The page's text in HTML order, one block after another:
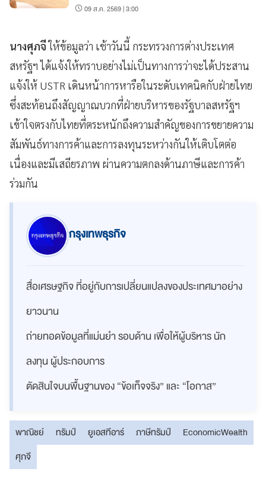
09 ส.ค. 2569 | 3:00
นางศุภจีให้ข้อมูลว่า เช้าวันนี้ กระทรวงการต่างประเทศ
สหรัฐฯ ได้แจ้งให้ทราบอย่างไม่เป็นทางการว่าจะได้ประสาน
แจ้งให้ USTR เดินหน้าการหารือในระดับเทคนิคกับฝ่ายไทย
ซึ่งสะท้อนถึงสัญญาณบวกที่ฝ่ายบริหารของรัฐบาลสหรัฐฯ
เข้าใจตรงกับไทยที่ตระหนักถึงความสำคัญของการขยายความ
สัมพันธ์ทางการค้าและการลงทุนระหว่างกันให้เติบโตต่อ
เนื่องและมีเสถียรภาพ ผ่านความตกลงด้านภาษีและการค้า
ร่วมกัน
กรุงเทพธุรกิจ
สื่อเศรษฐกิจ ที่อยู่กับการเปลี่ยนแปลงของประเทศมาอย่าง
ยาวนาน
ถ่ายทอดข้อมูลที่แม่นยำ รอบด้าน เพื่อให้ผู้บริหาร นัก
ลงทุน ผู้ประกอบการ
ตัดสินใจบนพื้นฐานของ “ข้อเท็จจริง” และ “โอกาส”
พาณิชย์ ทรัมป์ ยูเอสทีอาร์ ภาษีทรัมป์
EconomicWealth
ศุภจี